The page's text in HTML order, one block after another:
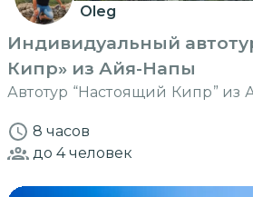
Oleg
Индивидуальный
Кипр» из Айя-Напы
Автотур “Настоящий Кипр” из
8 часов
до 4человек